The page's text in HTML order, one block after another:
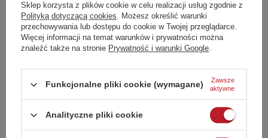
Czy opinia była pomocna?
Tak 0
5/5 Opinia potwierdzona zakupem
Maty sprawdzają się bardzo dobrze
Mariusz, Brzeziny
Nie
Sklep korzysta z plików cookie w celu realizacji usług zgodnie z
Polityką dotyczącą cookies. Możesz określić warunki
przechowywania lub dostępu do cookie w Twojej przeglądarce.
Więcej informacji na temat warunków i prywatności można
znaleźć także na stronie Prywatność i warunki Google.
Funkcjonalne pliki cookie (wymagane)
Zawsze
aktywne
Analityczne pliki cookie